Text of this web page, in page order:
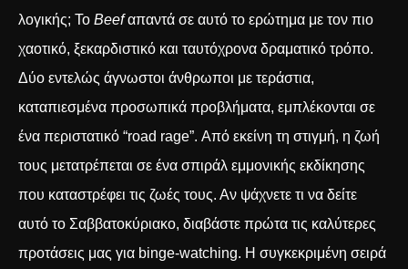
λογικής; Το Beefαπαντά σε αυτό το ερώτημα με τον πιο
χαοτικό, ξεκαρδιστικό και ταυτόχρονα δραματικό τρόπο.
Δύο εντελώς άγνωστοι άνθρωποι με τεράστια,
καταπιεσμένα προσωπικά προβλήματα, εμπλέκονται σε
ένα περιστατικό “road rage”. Από εκείνη τη στιγμή, η ζωή
τους μετατρέπεται σε ένα σπιράλ εμμονικής εκδίκησης
που καταστρέφει τις ζωές τους. Αν ψάχνετε τι να δείτε
αυτό το Σαββατοκύριακο, διαβάστε πρώτα τις καλύτερες
προτάσεις μας για binge-watching. Η συγκεκριμένη σειρά